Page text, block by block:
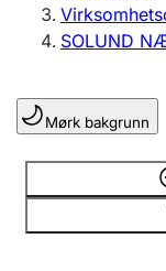
Registrere,
Lag og forening
Registrere,
SOLUND
Mørk bakgrunn
Opplysninger er